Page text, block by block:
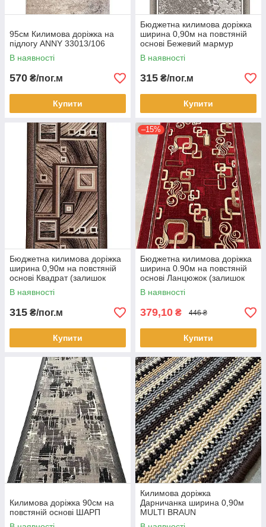
95см Килимова доріжка на
підлогу ANNY 33013/106
В наявності
570 ₴/пог.м
Купити
Бюджетна килимова доріжка
ширина 0,90м на повстяній
основі Бежевий мармур
В наявності
315 ₴/пог.м
Купити
Бюджетна килимова доріжка
ширина 0,90м на повстяній
основі Квадрат (залишок
1,68м)
В наявності
315 ₴/пог.м
Купити
–15%
Бюджетна килимова доріжка
ширина 0.90м на повстяній
основі Ланцюжок (залишок
1.30м)
В наявності
379,10 ₴ 446 ₴
Купити
Килимова доріжка 90см на
повстяній основі ШАРП
Килимова доріжка
Дарничанка ширина 0,90м
MULTI BRAUN